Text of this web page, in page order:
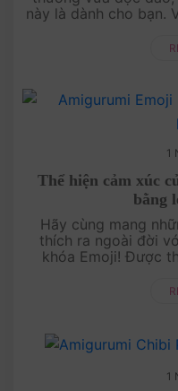
này là dành cho bạn.
nghĩnh cho
1
Thể hiện cảm xúc
bằng
Hãy cùng mang
thích ra ngoài đời
khóa Emoji! Được
biến và thú
1